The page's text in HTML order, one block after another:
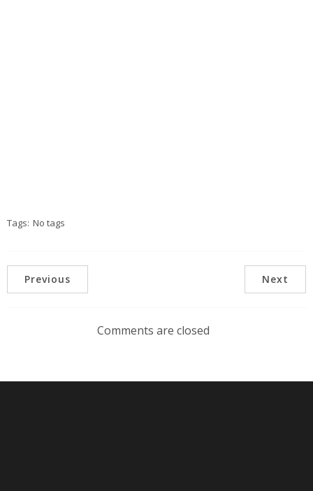
Tags: No tags
Previous Next
Comments are closed